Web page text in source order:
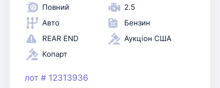
Повний
2.5
Авто
Бензин
REAR END
Аукціон США
Копарт
лот # 12313936